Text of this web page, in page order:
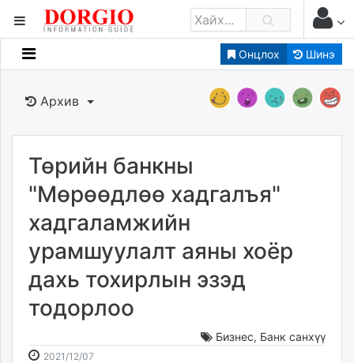
Онцлох Шинэ
Мэдээллийн
Банк санхүү
Бизнес ААН
Төрийн
Нийслэлийн
dorgio.mn
Gogo.mn
caak.mn
news.mn
zindaa.mn
tovch.mn
Архив
Төрийн банкны
"Мөрөөдлөө хадгалъя"
хадгаламжийн
урамшуулалт аяны хоёр
дахь тохирлын эзэд
тодорлоо
Бизнес, Банк санхүү
2021/12/07